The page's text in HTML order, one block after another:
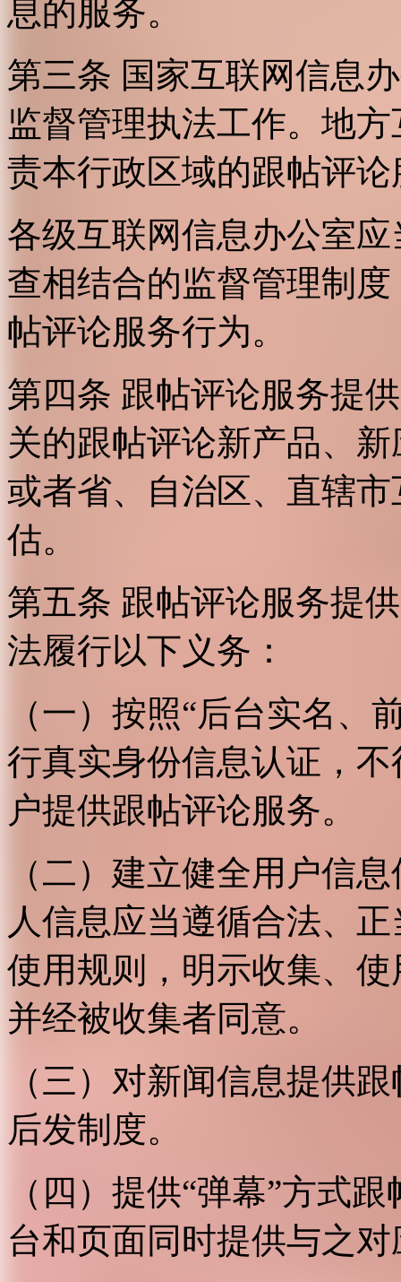
息的服务。
第三条 国家互联网信息
监督管理执法工作。地
责本行政区域的跟帖评
各级互联网信息办公室
查相结合的监督管理制
帖评论服务行为。
第四条 跟帖评论服务提
关的跟帖评论新产品、
或者省、自治区、直辖
估。
第五条 跟帖评论服务提
法履行以下义务：
（一）按照“后台实名、
行真实身份信息认证，
户提供跟帖评论服务。
（二）建立健全用户信
人信息应当遵循合法、
使用规则，明示收集、
并经被收集者同意。
（三）对新闻信息提供
后发制度。
（四）提供“弹幕”方式
台和页面同时提供与之